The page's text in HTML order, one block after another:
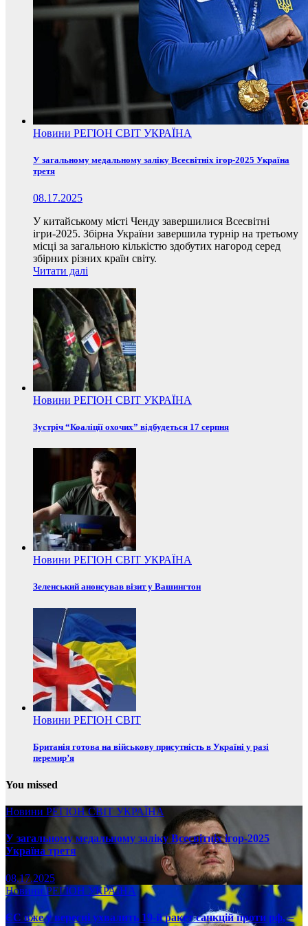
Новини РЕГІОН СВІТ УКРАЇНА
У загальному медальному заліку Всесвітніх ігор-2025 Україна
третя
08.17.2025
У китайському місті Ченду завершилися Всесвітні
ігри-2025. Збірна України завершила турнір на третьому
місці за загальною кількістю здобутих нагород серед
збірних різних країн світу.
Читати далі
Новини РЕГІОН СВІТ УКРАЇНА
Зустріч “Коаліції охочих” відбудеться 17 серпня
Новини РЕГІОН СВІТ УКРАЇНА
Зеленський анонсував візит у Вашингтон
Новини РЕГІОН СВІТ
Британія готова на військову присутність в Україні у разі
перемир’я
You missed
Новини РЕГІОНСВІТ УКРАЇНА
У загальному медальному заліку Всесвітніх ігор-2025
Україна третя
08.17.2025
НовиниРЕГІОН УКРАЇНА
ЄС вже у вересні ухвалить 19-й ракет санкцій проти рф, –